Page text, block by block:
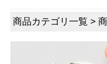
商品カテゴリ一覧 >